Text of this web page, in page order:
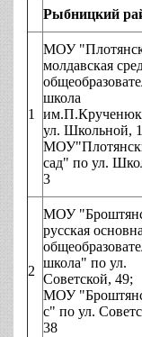
Рыбницкий
1
МОУ
молдавская
школа
ул. Школьной,
сад" по ул.
3
2
МОУ
русская
школа" по ул.
Советской, 49;
МОУ
с" по ул.
38